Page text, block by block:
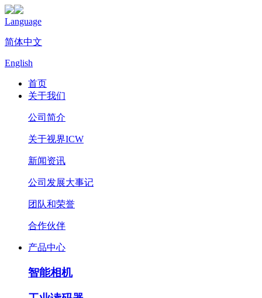
Language
简体中文
English
首页
关于我们
公司简介
关于视界ICW
新闻资讯
公司发展大事记
团队和荣誉
合作伙伴
产品中心
智能相机